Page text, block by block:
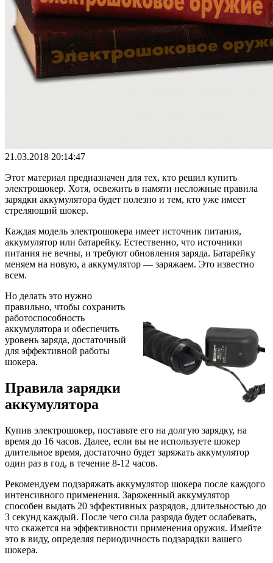
21.03.2018 20:14:47
Этот материал предназначен для тех, кто решил купить
электрошокер. Хотя, освежить в памяти несложные правила
зарядки аккумулятора будет полезно и тем, кто уже имеет
стреляющий шокер.
Каждая модель электрошокера имеет источник питания,
аккумулятор или батарейку. Естественно, что источники
питания не вечны, и требуют обновления заряда. Батарейку
меняем на новую, а аккумулятор — заряжаем. Это известно
всем.
Но делать это нужно
правильно, чтобы сохранить
работоспособность
аккумулятора и обеспечить
уровень заряда, достаточный
для эффективной работы
шокера.
Правила зарядки
аккумулятора
Купив электрошокер, поставьте его на долгую зарядку, на
время до 16 часов. Далее, если вы не используете шокер
длительное время, достаточно будет заряжать аккумулятор
один раз в год, в течение 8-12 часов.
Рекомендуем подзаряжать аккумулятор шокера после каждого
интенсивного применения. Заряженный аккумулятор
способен выдать 20 эффективных разрядов, длительностью до
3 секунд каждый. После чего сила разряда будет ослабевать,
что скажется на эффективности применения оружия. Имейте
это в виду, определяя периодичность подзарядки вашего
шокера.